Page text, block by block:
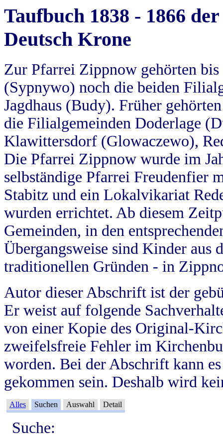
Taufbuch 1838 - 1866
Deutsch Krone
Zur Pfarrei Zippnow gehörten
(Sypnywo) noch die beiden
Jagdhaus (Budy). Früher
die Filialgemeinden Doderlage
Klawittersdorf (Glowaczewo),
Die Pfarrei Zippnow wurde im
selbständige Pfarrei Freudenfier
Stabitz und ein Lokalvikariat
wurden errichtet. Ab diesem
Gemeinden, in den
Übergangsweise sind Kinder aus
traditionellen Gründen - in
Autor dieser Abschrift ist der
Er weist auf folgende
von einer Kopie des Original-
zweifelsfreie Fehler im
worden. Bei der Abschrift kann
gekommen sein. Deshalb wird
Alles Suchen Auswahl Detail
Suche: